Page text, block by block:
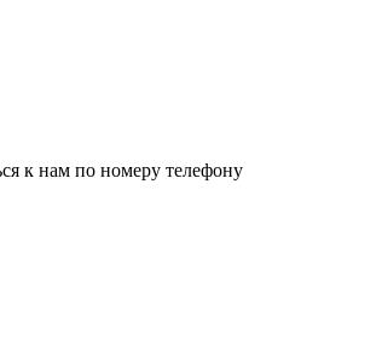
к нам по номеру телефону